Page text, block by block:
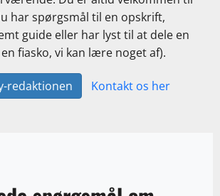
har spørgsmål til en opskrift,
guide eller har lyst til at dele en
fiasko, vi kan lære noget af).
redaktionen Kontakt os her